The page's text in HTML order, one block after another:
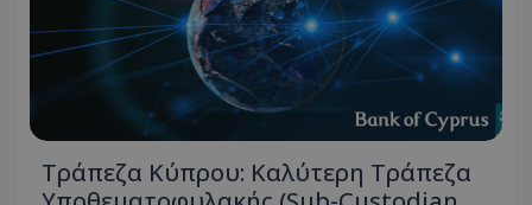
Τράπεζα Κύπρου: Καλύτερη Τράπεζα